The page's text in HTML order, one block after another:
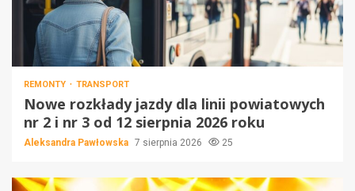
REMONTY TRANSPORT
Nowe rozkłady jazdy dla linii powiatowych
nr 2 i nr 3 od 12 sierpnia 2026 roku
Aleksandra Pawłowska 7 sierpnia 2026 25